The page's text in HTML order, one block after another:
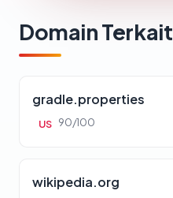
Domain Terkait
gradle.properties
US 90/100
wikipedia.org